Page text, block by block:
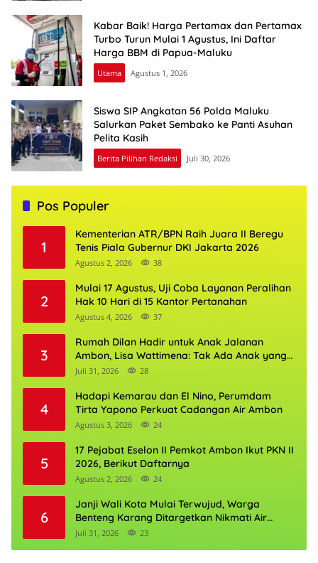
Kabar Baik! Harga Pertamax dan Pertamax
Turbo Turun Mulai 1 Agustus, Ini Daftar
Harga BBM di Papua-Maluku
Utama Agustus 1, 2026
Siswa SIP Angkatan 56 Polda Maluku
Salurkan Paket Sembako ke Panti Asuhan
Pelita Kasih
Berita Pilihan Redaksi Juli 30, 2026
Pos Populer
1
Kementerian ATR/BPN Raih Juara II Beregu
Tenis Piala Gubernur DKI Jakarta 2026
Agustus 2, 2026 38
2
Mulai 17 Agustus, Uji Coba Layanan Peralihan
Hak 10 Hari di 15 Kantor Pertanahan
Agustus 4, 2026 37
3
Rumah Dilan Hadir untuk Anak Jalanan
Ambon, Lisa Wattimena: Tak Ada Anak yang
Boleh Kehilangan Masa Depannya
Juli 31, 2026 28
4
Hadapi Kemarau dan El Nino, Perumdam
Tirta Yapono Perkuat Cadangan Air Ambon
Agustus 3, 2026 24
5
17 Pejabat Eselon II Pemkot Ambon Ikut PKN II
2026, Berikut Daftarnya
Agustus 2, 2026 24
6
Janji Wali Kota Mulai Terwujud, Warga
Benteng Karang Ditargetkan Nikmati Air
Bersih Pekan Kedua Agustus
Juli 31, 2026 23